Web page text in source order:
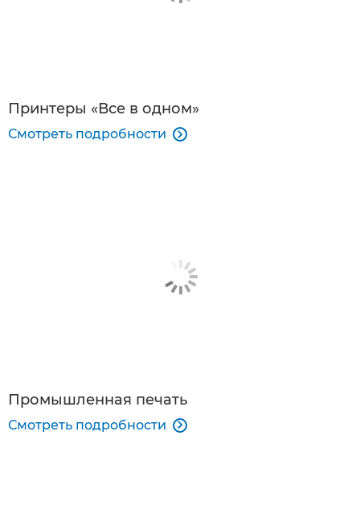
Принтеры «Все в одном»
Смотреть подробности 
Промышленная печать
Смотреть подробности 